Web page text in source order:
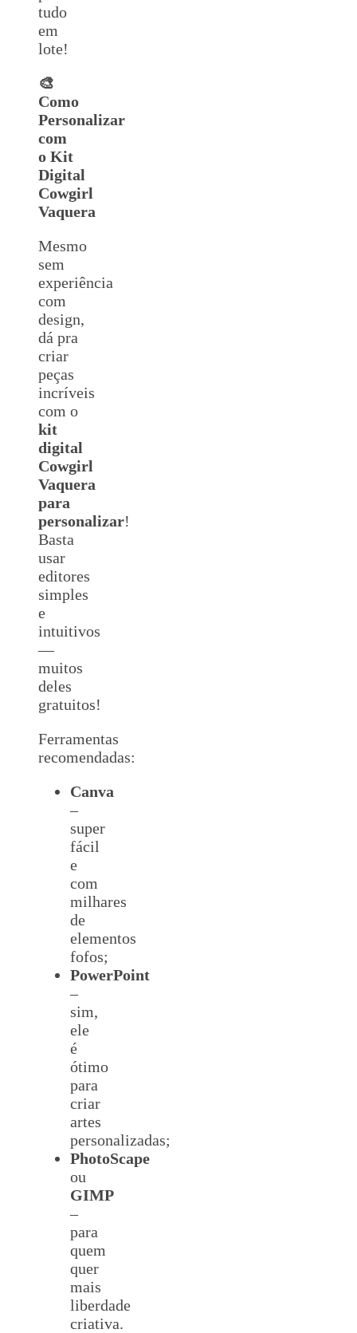
tudo
em
lote!
🎨
Como
Personalizar
com
o Kit
Digital
Cowgirl
Vaquera
Mesmo
sem
experiência
com
design,
dá pra
criar
peças
incríveis
com o
kit
digital
Cowgirl
Vaquera
para
personalizar!
Basta
usar
editores
simples
e
intuitivos
—
muitos
deles
gratuitos!
Ferramentas
recomendadas:
Canva
–
super
fácil
e
com
milhares
de
elementos
fofos;
PowerPoint
–
sim,
ele
é
ótimo
para
criar
artes
personalizadas;
PhotoScape
ou
GIMP
–
para
quem
quer
mais
liberdade
criativa.